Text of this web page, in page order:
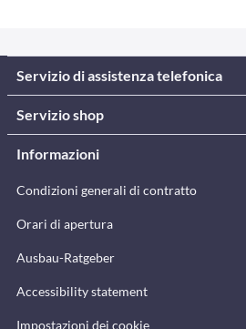
Servizio di assistenza telefonica
Servizio shop
Informazioni
Condizioni generali di contratto
Orari di apertura
Ausbau-Ratgeber
Accessibility statement
Impostazioni dei cookie